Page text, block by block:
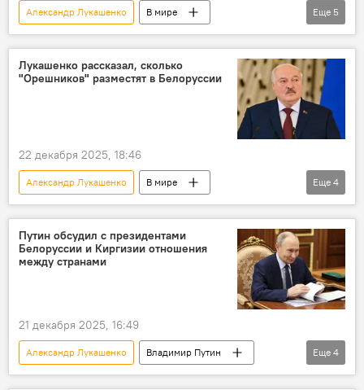
Александр Лукашенко
В мире
Белоруссия
Запад
двусторонние отношения
Европа
Евросоюз (ЕС)
Еще 5
Лукашенко рассказал, сколько
"Орешников" разместят в Белоруссии
22 декабря 2025, 18:46
Александр Лукашенко
В мире
Белоруссия
Россия
Политика
безопасность
вооружение
Еще 4
Путин обсудил с президентами
Белоруссии и Киргизии отношения
между странами
21 декабря 2025, 16:49
Александр Лукашенко
Владимир Путин
В мире
Белоруссия
Киргизия
Еще 4